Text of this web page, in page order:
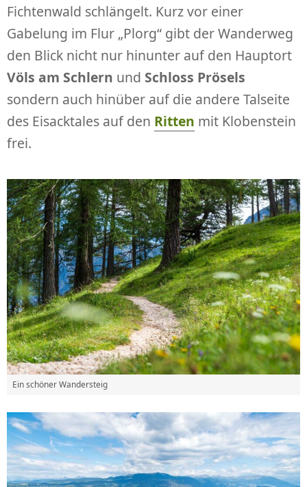
Fichtenwald schlängelt. Kurz vor einer
Gabelung im Flur „Plorg“ gibt der Wanderweg
den Blick nicht nur hinunter auf den Hauptort
Völs am Schlern und Schloss Prösels
sondern auch hinüber auf die andere Talseite
des Eisacktales auf den Ritten mit Klobenstein
frei.
Ein schöner Wandersteig